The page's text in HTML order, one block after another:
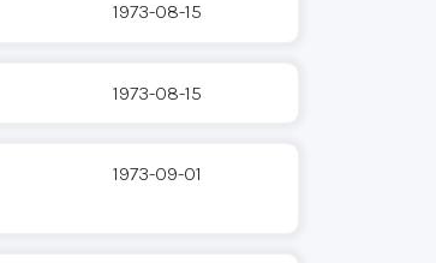
1973-08-15
1973-08-15
1973-09-01